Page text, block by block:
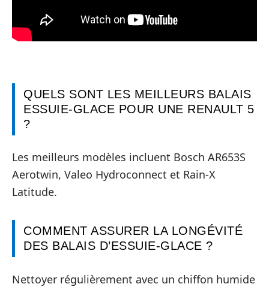
QUELS SONT LES MEILLEURS BALAIS
ESSUIE-GLACE POUR UNE RENAULT 5
?
Les meilleurs modèles incluent Bosch AR653S
Aerotwin, Valeo Hydroconnect et Rain-X
Latitude.
COMMENT ASSURER LA LONGÉVITÉ
DES BALAIS D’ESSUIE-GLACE ?
Nettoyer régulièrement avec un chiffon humide